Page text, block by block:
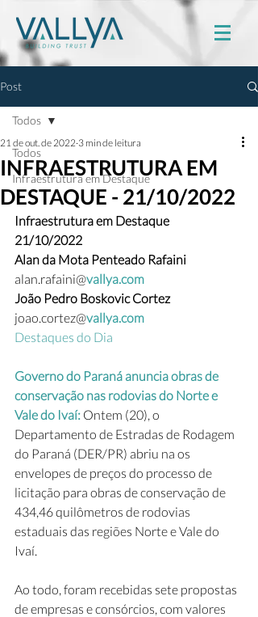
Post
Todos
Infraestrutura em Destaque
Todos
INFRAESTRUTURA EM
DESTAQUE - 21/10/2022
21 de out. de 2022 3 min de leitura
Infraestrutura em Destaque
21/10/2022
Alan da Mota Penteado Rafaini
alan.rafaini@vallya.com
João Pedro Boskovic Cortez
joao.cortez@vallya.com
Destaques do Dia
Governo do Paraná anuncia obras de
conservação nas rodovias do Norte e
Vale do Ivaí: Ontem (20), o
Departamento de Estradas de Rodagem
do Paraná (DER/PR) abriu na os
envelopes de preços do processo de
licitação para obras de conservação de
434,46 quilômetros de rodovias
estaduais das regiões Norte e Vale do
Ivaí.
Ao todo, foram recebidas sete propostas
de empresas e consórcios, com valores